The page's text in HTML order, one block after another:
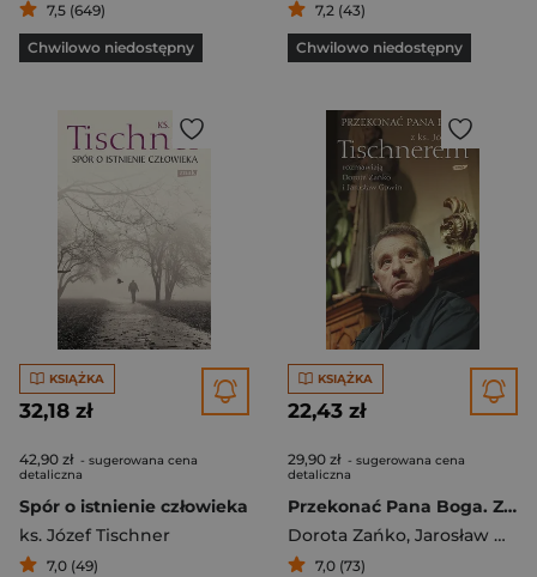
7,5 (649)
Chwilowo niedostępny
7,2 (43)
Chwilowo niedostępny
KSIĄŻKA
32,18 zł
42,90 zł - sugerowana cena
detaliczna
Spór o istnienie człowieka
ks. Józef Tischner
7,0 (49)
KSIĄŻKA
22,43 zł
29,90 zł - sugerowana cena
detaliczna
Przekonać Pana Boga. Z ks. Józefem Tischnerem rozmawiają Dorota Zańko i Jarosław Gowin
Dorota Zańko, Jarosław Gowin
7,0 (73)